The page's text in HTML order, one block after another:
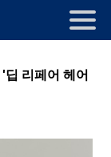
리페어 헤어